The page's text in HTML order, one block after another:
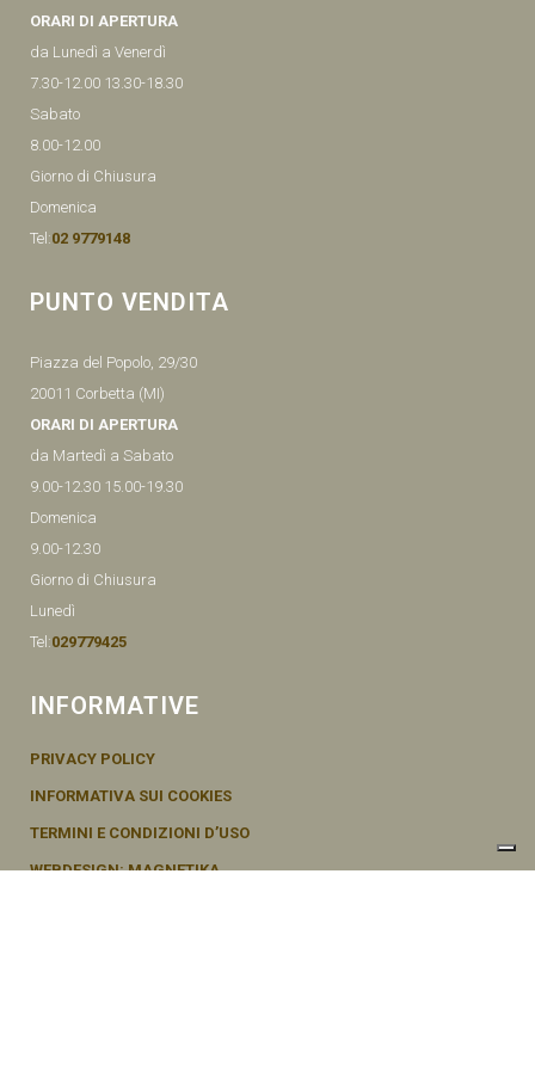
ORARI DI APERTURA
da Lunedì a Venerdì
7.30-12.00 13.30-18.30
Sabato
8.00-12.00
Giorno di Chiusura
Domenica
Tel:02 9779148
PUNTO VENDITA
Piazza del Popolo, 29/30
20011 Corbetta (MI)
ORARI DI APERTURA
da Martedì a Sabato
9.00-12.30 15.00-19.30
Domenica
9.00-12.30
Giorno di Chiusura
Lunedì
Tel:029779425
INFORMATIVE
PRIVACY POLICY
INFORMATIVA SUI COOKIES
TERMINI E CONDIZIONI D’USO
WEBDESIGN: MAGNETIKA